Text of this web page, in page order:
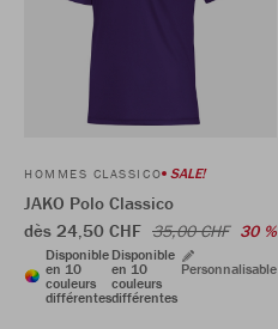
HOMMES CLASSICO SALE!
JAKO Polo Classico
dès 24,50 CHF 35,00 CHF 30 %
Disponible
en 10
couleurs
différentes
Disponible
en 10
couleurs
différentes
Personnalisable